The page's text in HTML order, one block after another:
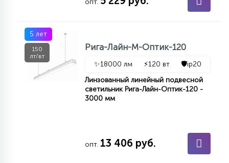
опт.
5 лет
150
лт/вт
Рига-Лайн-М-Оптик-120
✨18000 лм ⚡120 вт 🛡️ip20
Линзованный линейный подвесной
светильник Рига-Лайн-Оптик-120 -
3000 мм
опт. 13 406 руб.